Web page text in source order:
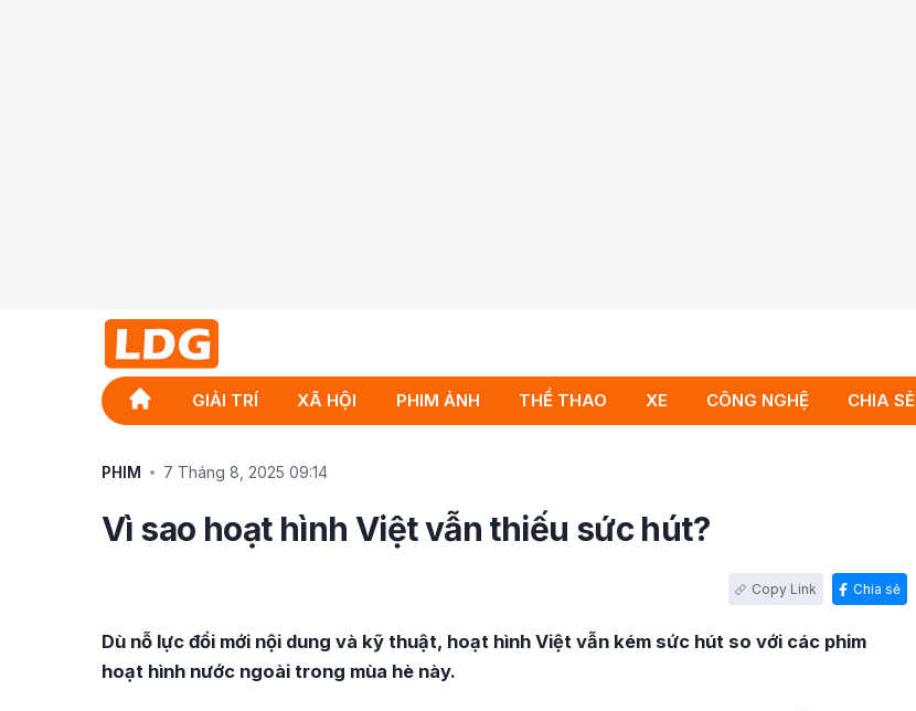
GIẢI TRÍ XÃ HỘI PHIM ẢNH THỂ THAO XE CÔNG NGHỆ CHIA SẺ
PHIM 7 Tháng 8, 2025 09:14
Vì sao hoạt hình Việt vẫn thiếu sức hút?
Chia sẻ
Dù nỗ lực đổi mới nội dung và kỹ thuật, hoạt hình Việt vẫn kém sức hút so với các phim
hoạt hình nước ngoài trong mùa hè này.